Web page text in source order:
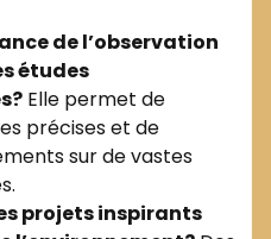
de l’observation
études
Elle permet de
précises et de
sur de vastes
projets inspirants